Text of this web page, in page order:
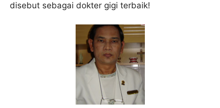
disebut sebagai dokter gigi terbaik!